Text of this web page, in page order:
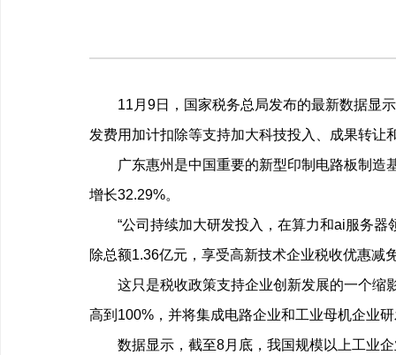
11月9日，国家税务总局发布的最新数据显示
发费用加计扣除等支持加大科技投入、成果转
广东惠州是中国重要的新型印制电路板制造基
增长32.29%。
“公司持续加大研发投入，在算力和ai服务器
除总额1.36亿元，享受高新技术企业税收优惠
这只是税收政策支持企业创新发展的一个缩影
高到100%，并将集成电路企业和工业母机企业
数据显示，截至8月底，我国规模以上工业企